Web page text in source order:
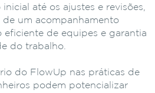
até os ajustes e revisões,
um acompanhamento
eficiente de equipes e garantia
do trabalho.
do FlowUp nas práticas de
podem potencializar